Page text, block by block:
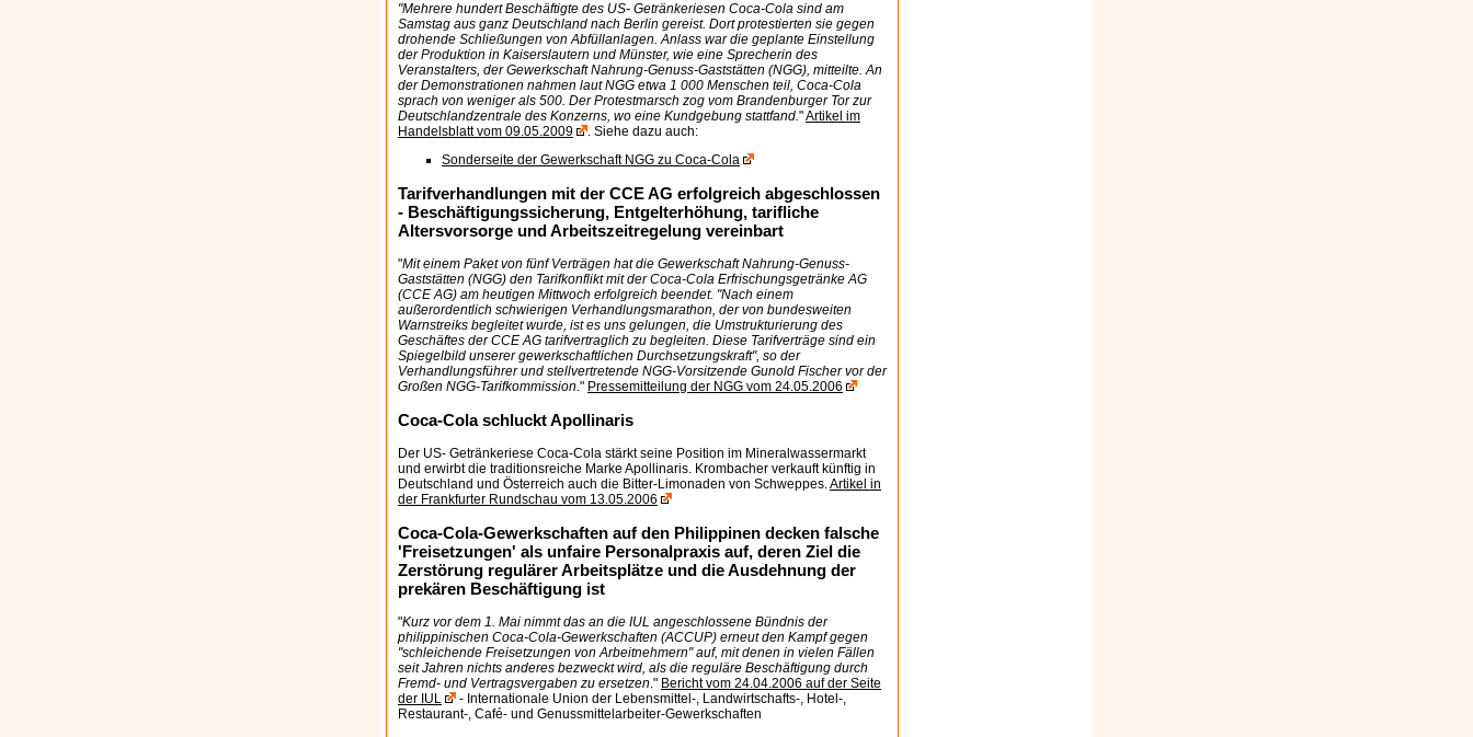
"Mehrere hundert Beschäftigte des US- Getränkeriesen Coca-Cola sind am
Samstag aus ganz Deutschland nach Berlin gereist. Dort protestierten sie gegen
drohende Schließungen von Abfüllanlagen. Anlass war die geplante Einstellung
der Produktion in Kaiserslautern und Münster, wie eine Sprecherin des
Veranstalters, der Gewerkschaft Nahrung-Genuss-Gaststätten (NGG), mitteilte. An
der Demonstrationen nahmen laut NGG etwa 1 000 Menschen teil, Coca-Cola
sprach von weniger als 500. Der Protestmarsch zog vom Brandenburger Tor zur
Deutschlandzentrale des Konzerns, wo eine Kundgebung stattfand."Artikel im
Handelsblatt vom 09.05.2009
. Siehe dazu auch:
Sonderseite der Gewerkschaft NGG zu Coca-Cola
Tarifverhandlungen mit der CCE AG erfolgreich abgeschlossen
- Beschäftigungssicherung, Entgelterhöhung, tarifliche
Altersvorsorge und Arbeitszeitregelung vereinbart
"Mit einem Paket von fünf Verträgen hat die Gewerkschaft Nahrung-Genuss-
Gaststätten (NGG) den Tarifkonflikt mit der Coca-Cola Erfrischungsgetränke AG
(CCE AG) am heutigen Mittwoch erfolgreich beendet. "Nach einem
außerordentlich schwierigen Verhandlungsmarathon, der von bundesweiten
Warnstreiks begleitet wurde, ist es uns gelungen, die Umstrukturierung des
Geschäftes der CCE AG tarifvertraglich zu begleiten. Diese Tarifverträge sind ein
Spiegelbild unserer gewerkschaftlichen Durchsetzungskraft", so der
Verhandlungsführer und stellvertretende NGG-Vorsitzende Gunold Fischer vor der
Großen NGG-Tarifkommission." Pressemitteilung der NGG vom 24.05.2006
Coca-Cola schluckt Apollinaris
Der US- Getränkeriese Coca-Cola stärkt seine Position im Mineralwassermarkt
und erwirbt die traditionsreiche Marke Apollinaris. Krombacher verkauft künftig in
Deutschland und Österreich auch die Bitter-Limonaden von Schweppes.Artikel in
der Frankfurter Rundschau vom 13.05.2006
Coca-Cola-Gewerkschaften auf den Philippinen decken falsche
'Freisetzungen' als unfaire Personalpraxis auf, deren Ziel die
Zerstörung regulärer Arbeitsplätze und die Ausdehnung der
prekären Beschäftigung ist
"Kurz vor dem 1. Mai nimmt das an die IUL angeschlossene Bündnis der
philippinischen Coca-Cola-Gewerkschaften (ACCUP) erneut den Kampf gegen
"schleichende Freisetzungen von Arbeitnehmern" auf, mit denen in vielen Fällen
seit Jahren nichts anderes bezweckt wird, als die reguläre Beschäftigung durch
Fremd- und Vertragsvergaben zu ersetzen." Bericht vom 24.04.2006 auf der Seite
der IUL
- Internationale Union der Lebensmittel-, Landwirtschafts-, Hotel-,
Restaurant-, Café- und Genussmittelarbeiter-Gewerkschaften